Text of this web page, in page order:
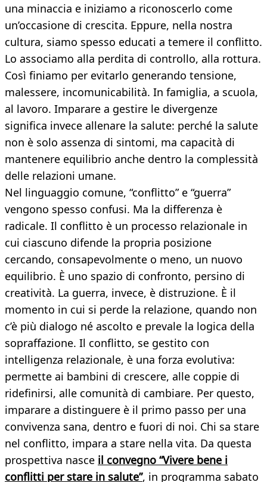
una minaccia e iniziamo a riconoscerlo come
un’occasione di crescita. Eppure, nella nostra
cultura, siamo spesso educati a temere il conflitto.
Lo associamo alla perdita di controllo, alla rottura.
Così finiamo per evitarlo generando tensione,
malessere, incomunicabilità. In famiglia, a scuola,
al lavoro. Imparare a gestire le divergenze
significa invece allenare la salute: perché la salute
non è solo assenza di sintomi, ma capacità di
mantenere equilibrio anche dentro la complessità
delle relazioni umane.
Nel linguaggio comune, “conflitto” e “guerra”
vengono spesso confusi. Ma la differenza è
radicale. Il conflitto è un processo relazionale in
cui ciascuno difende la propria posizione
cercando, consapevolmente o meno, un nuovo
equilibrio. È uno spazio di confronto, persino di
creatività. La guerra, invece, è distruzione. È il
momento in cui si perde la relazione, quando non
c’è più dialogo né ascolto e prevale la logica della
sopraffazione. Il conflitto, se gestito con
intelligenza relazionale, è una forza evolutiva:
permette ai bambini di crescere, alle coppie di
ridefinirsi, alle comunità di cambiare. Per questo,
imparare a distinguere è il primo passo per una
convivenza sana, dentro e fuori di noi. Chi sa stare
nel conflitto, impara a stare nella vita. Da questa
prospettiva nasce il convegno “Vivere bene i
conflitti per stare in salute”, in programma sabato